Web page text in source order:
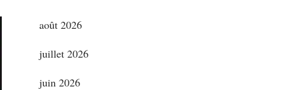
août 2026
juillet 2026
juin 2026